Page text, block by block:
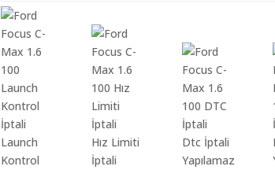
Launch
Kontrol
Hız Limiti
İptali
Dtc İptali
Yapılamaz